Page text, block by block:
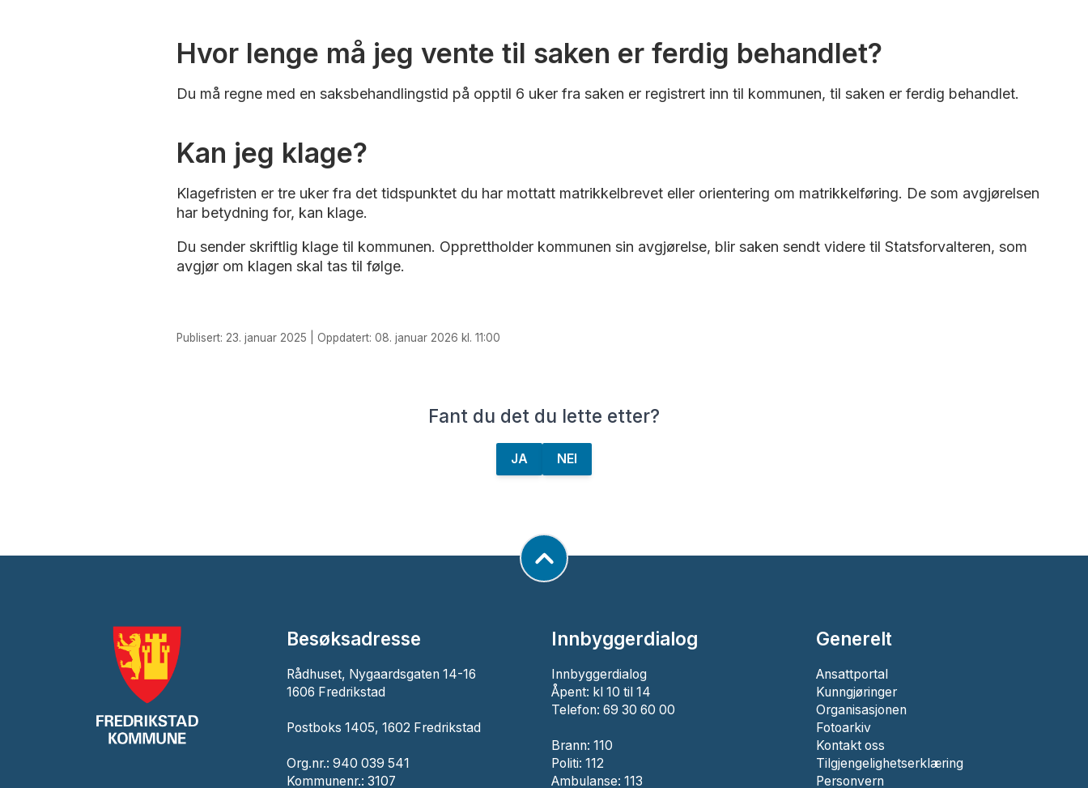
Hvor lenge må jeg vente til saken er ferdig behandlet?
Du må regne med en saksbehandlingstid på opptil 6 uker fra saken er registrert inn til kommunen, til saken er ferdig behandlet.
Kan jeg klage?
Klagefristen er tre uker fra det tidspunktet du har mottatt matrikkelbrevet eller orientering om matrikkelføring. De som avgjørelsen
har betydning for, kan klage.
Du sender skriftlig klage til kommunen. Opprettholder kommunen sin avgjørelse, blir saken sendt videre til Statsforvalteren, som
avgjør om klagen skal tas til følge.
Publisert: 23. januar 2025 | Oppdatert: 08. januar 2026 kl. 11:00
Fant du det du lette etter?
JA NEI
Besøksadresse
Rådhuset, Nygaardsgaten 14-16
1606 Fredrikstad
Postboks 1405, 1602 Fredrikstad
Org.nr.: 940 039 541
Kommunenr.: 3107
Innbyggerdialog
Innbyggerdialog
Åpent: kl 10 til 14
Telefon: 69 30 60 00
Brann: 110
Politi: 112
Ambulanse: 113
Generelt
Ansattportal
Kunngjøringer
Organisasjonen
Fotoarkiv
Kontakt oss
Tilgjengelighetserklæring
Personvern